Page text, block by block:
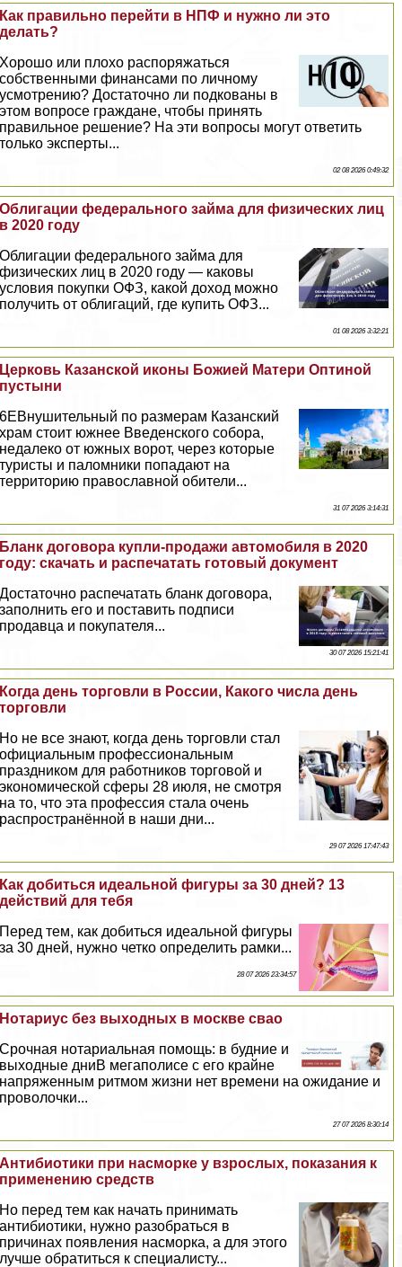
Как правильно перейти в НПФ и нужно ли это
делать?
Хорошо или плохо распоряжаться
собственными финансами по личному
усмотрению? Достаточно ли подкованы в
этом вопросе граждане, чтобы принять
правильное решение? На эти вопросы могут ответить
только эксперты...
02 08 2026 0:49:32
Облигации федерального займа для физических лиц
в 2020 году
Облигации федерального займа для
физических лиц в 2020 году — каковы
условия покупки ОФЗ, какой доход можно
получить от облигаций, где купить ОФЗ...
01 08 2026 3:32:21
Церковь Казанской иконы Божией Матери Оптиной
пустыни
6EВнушительный по размерам Казанский
храм стоит южнее Введенского собора,
недалеко от южных ворот, через которые
туристы и паломники попадают на
территорию православной обители...
31 07 2026 3:14:31
Бланк договора купли-продажи автомобиля в 2020
году: скачать и распечатать готовый документ
Достаточно распечатать бланк договора,
заполнить его и поставить подписи
продавца и покупателя...
30 07 2026 15:21:41
Когда день торговли в России, Какого числа день
торговли
Но не все знают, когда день торговли стал
официальным профессиональным
праздником для работников торговой и
экономической сферы 28 июля, не смотря
на то, что эта профессия стала очень
распространённой в наши дни...
29 07 2026 17:47:43
Как добиться идеальной фигуры за 30 дней? 13
действий для тебя
Перед тем, как добиться идеальной фигуры
за 30 дней, нужно четко определить рамки...
28 07 2026 23:34:57
Нотариус без выходных в москве свао
Срочная нотариальная помощь: в будние и
выходные дниВ мегаполисе с его крайне
напряженным ритмом жизни нет времени на ожидание и
проволочки...
27 07 2026 8:30:14
Антибиотики при насморке у взрослых, показания к
применению средств
Но перед тем как начать принимать
антибиотики, нужно разобраться в
причинах появления насморка, а для этого
лучше обратиться к специалисту...